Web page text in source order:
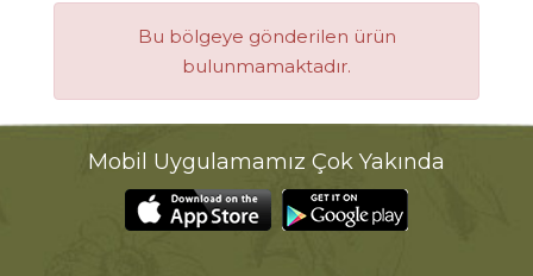
Bu bölgeye gönderilen ürün
bulunmamaktadır.
Mobil Uygulamamız Çok Yakında